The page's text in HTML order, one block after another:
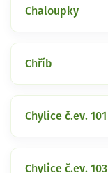
Chaloupky
Chříb
Chylice č.ev. 101
Chylice č.ev. 103